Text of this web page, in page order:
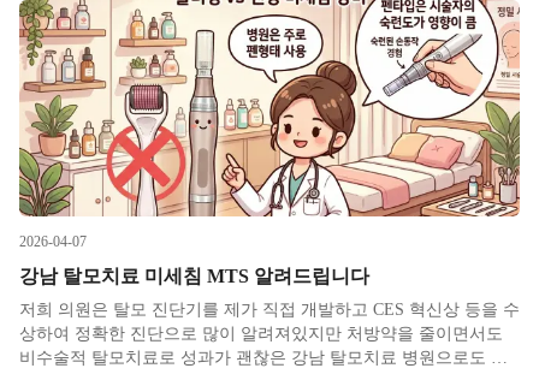
것으로 진단명 기준으로는 안드로겐성 탈모라고 합니다. 건강보험
이나 실비
2026-04-07
강남 탈모치료 미세침 MTS 알려드립니다
저희 의원은 탈모 진단기를 제가 직접 개발하고 CES 혁신상 등을 수
상하여 정확한 진단으로 많이 알려져있지만 처방약을 줄이면서도
비수술적 탈모치료로 성과가 괜찮은 강남 탈모치료 병원으로도 꽤